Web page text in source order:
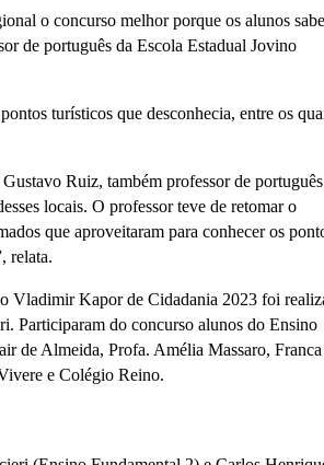
o concurso melhor porque os alunos
de português da Escola Estadual Jovino
turísticos que desconhecia, entre os
Gustavo Ruiz, também professor de
locais. O professor teve de retomar o
que aproveitaram para conhecer os
relata.
Vladimir Kapor de Cidadania 2023 foi
Participaram do concurso alunos do Ensino
de Almeida, Profa. Amélia Massaro, Franca
e Colégio Reino.